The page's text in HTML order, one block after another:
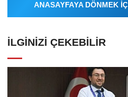
ANASAYFAYA DÖNMEK
İLGINIZI ÇEKEBILIR